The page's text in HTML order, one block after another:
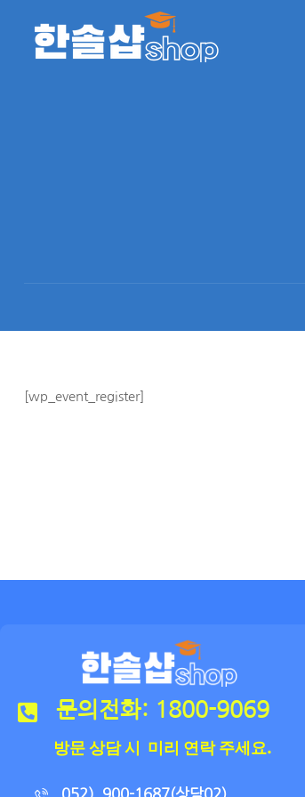
[wp_event_register]
문의전화: 1800-9069
방문 상담 시 미리 연락 주세요.
052）900-1687(상담02)